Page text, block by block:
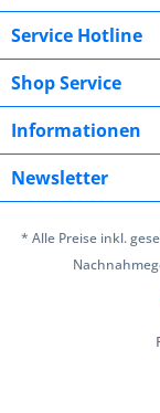
Service Hotline
Shop Service
Informationen
Newsletter
* Alle Preise inkl.